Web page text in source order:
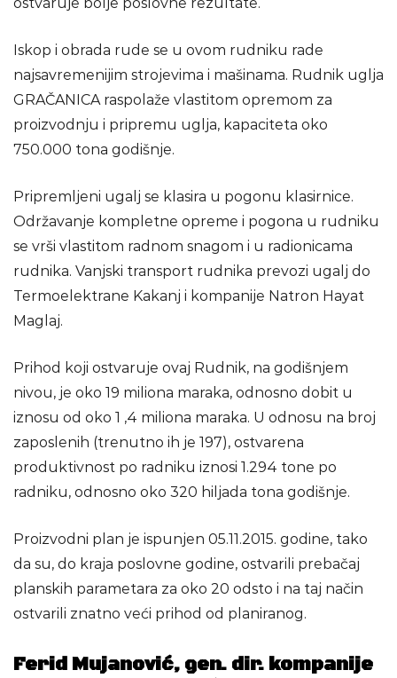
Iskop i obrada rude se u ovom rudniku rade
najsavremenijim strojevima i mašinama. Rudnik uglja
GRAČANICA raspolaže vlastitom opremom za
proizvodnju i pripremu uglja, kapaciteta oko
750.000 tona godišnje.
Pripremljeni ugalj se klasira u pogonu klasirnice.
Održavanje kompletne opreme i pogona u rudniku
se vrši vlastitom radnom snagom i u radionicama
rudnika. Vanjski transport rudnika prevozi ugalj do
Termoelektrane Kakanj i kompanije Natron Hayat
Maglaj.
Prihod koji ostvaruje ovaj Rudnik, na godišnjem
nivou, je oko 19 miliona maraka, odnosno dobit u
iznosu od oko 1 ,4 miliona maraka. U odnosu na broj
zaposlenih (trenutno ih je 197), ostvarena
produktivnost po radniku iznosi 1.294 tone po
radniku, odnosno oko 320 hiljada tona godišnje.
Proizvodni plan je ispunjen 05.11.2015. godine, tako
da su, do kraja poslovne godine, ostvarili prebačaj
planskih parametara za oko 20 odsto i na taj način
ostvarili znatno veći prihod od planiranog.
Ferid Mujanović, gen. dir. kompanije